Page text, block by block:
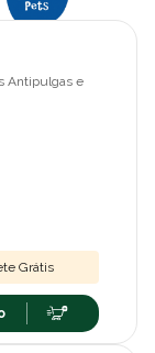
Antipulgas e
Grátis